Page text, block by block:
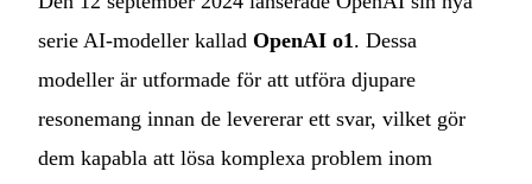
serie AI‑modeller kallad OpenAI o1. Dessa
modeller är utformade för att utföra djupare
resonemang innan de levererar ett svar, vilket gör
dem kapabla att lösa komplexa problem inom